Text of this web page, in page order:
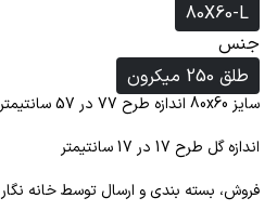
80X60-L
جنس
طلق 250 میکرون
سایز 80x60 اندازه طرح 77 در 57 سانتیمتر
اندازه گل طرح 17 در 17 سانتیمتر
فروش، بسته بندی و ارسال توسط خانه نگار